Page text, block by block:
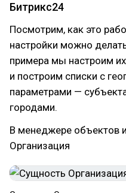
Битрикс24
Посмотрим, как это
настройки можно
примера мы настроим
и построим списки с
параметрами —
городами.
В менеджере объектов
Организация